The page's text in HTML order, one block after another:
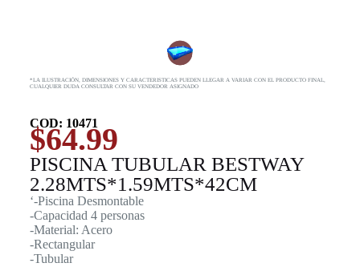
*LA ILUSTRACIÓN, DIMENSIONES Y CARACTERISTICAS PUEDEN LLEGAR A VARIAR CON EL PRODUCTO FINAL,
CUALQUIER DUDA CONSULTAR CON SU VENDEDOR ASIGNADO
COD: 10471
$64.99
PISCINA TUBULAR BESTWAY
2.28MTS*1.59MTS*42СМ
‘-Piscina Desmontable
-Capacidad 4 personas
-Material: Acero
-Rectangular
-Tubular